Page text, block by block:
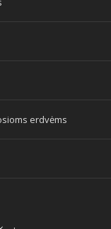
erdvėms